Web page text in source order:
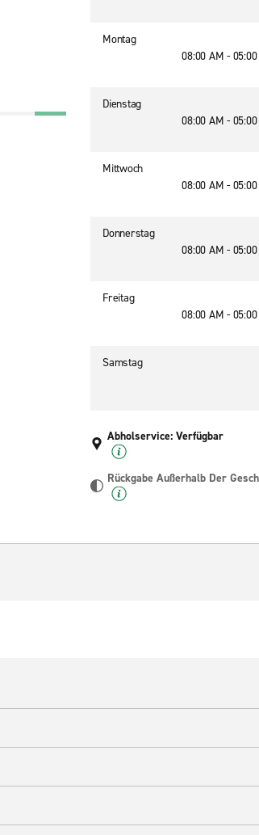
Montag
08:00 AM -
Dienstag
08:00 AM -
Mittwoch
08:00 AM -
Donnerstag
08:00 AM -
Freitag
08:00 AM -
Samstag
Abholservice: Verfügbar
Rückgabe Außerhalb Der